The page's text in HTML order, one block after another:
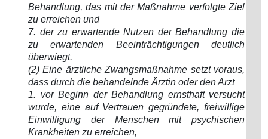
Behandlung, das mit der Maßnahme verfolgte Ziel
zu erreichen und
7. der zu erwartende Nutzen der Behandlung die
zu erwartenden Beeinträchtigungen deutlich
überwiegt.
(2) Eine ärztliche Zwangsmaßnahme setzt voraus,
dass durch die behandelnde Ärztin oder den Arzt
1. vor Beginn der Behandlung ernsthaft versucht
wurde, eine auf Vertrauen gegründete, freiwillige
Einwilligung der Menschen mit psychischen
Krankheiten zu erreichen,